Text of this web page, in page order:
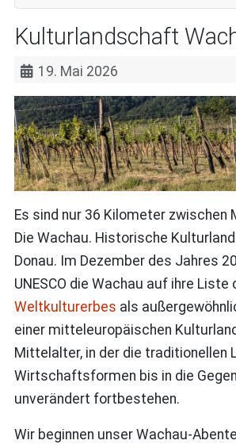
Kulturlandschaft
19. Mai 2026
Es sind nur 36 Kilometer zwischen
Die Wachau. Historische
Donau. Im Dezember des Jahres
UNESCO die Wachau auf ihre Liste
Weltkulturerbes als
einer mitteleuropäischen
Mittelalter, in der die traditionellen
Wirtschaftsformen bis in die
unverändert fortbestehen.
Wir beginnen unser Wachau-